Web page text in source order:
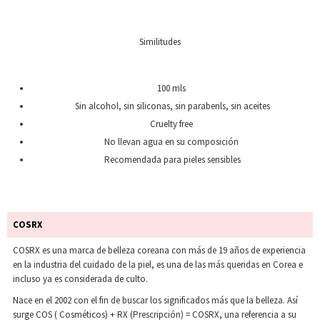
Similitudes
100 mls
Sin alcohol, sin siliconas, sin parabenls, sin aceites
Cruelty free
No llevan agua en su composición
Recomendada para pieles sensibles
COSRX
COSRX es una marca de belleza coreana con más de 19 años de experiencia
en la industria del cuidado de la piel, es una de las más queridas en Corea e
incluso ya es considerada de culto.
Nace en el 2002 con el fin de buscar los significados más que la belleza. Así
surge COS ( Cosméticos) + RX (Prescripción) = COSRX, una referencia a su